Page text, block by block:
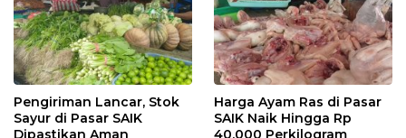
Pengiriman Lancar, Stok
Sayur di Pasar SAIK
Dipastikan Aman
Harga Ayam Ras di Pasar
SAIK Naik Hingga Rp
40.000 Perkilogram